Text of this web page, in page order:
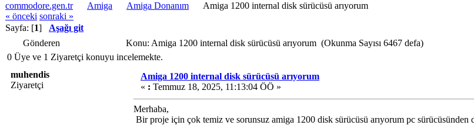
commodore.gen.tr Amiga Amiga Donanım
Amiga 1200 internal disk sürücüsü arıyorum
« önceki sonraki »
Sayfa: [1] Aşağı git
Gönderen
Konu: Amiga 1200 internal disk sürücüsü arıyorum (Okunma Sayısı 6467 defa)
0 Üye ve 1 Ziyaretçi konuyu incelemekte.
muhendis
Ziyaretçi
Amiga 1200 internal disk sürücüsü arıyorum
« : Temmuz 18, 2025, 11:13:04 ÖÖ »
Merhaba,
Bir proje için çok temiz ve sorunsuz amiga 1200 disk sürücüsü arıyorum pc